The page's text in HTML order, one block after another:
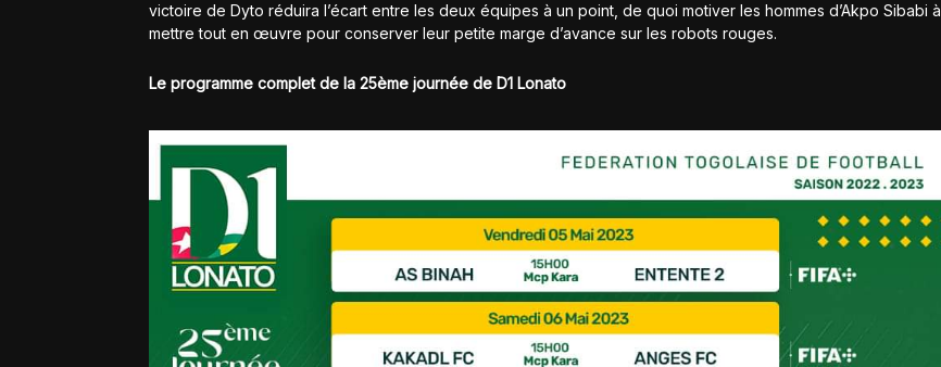
victoire de Dyto réduira l’écart entre les deux équipes à un point, de quoi motiver les hommes d’Akpo Sibabi à
mettre tout en œuvre pour conserver leur petite marge d’avance sur les robots rouges.
Le programme complet de la 25ème journée de D1 Lonato